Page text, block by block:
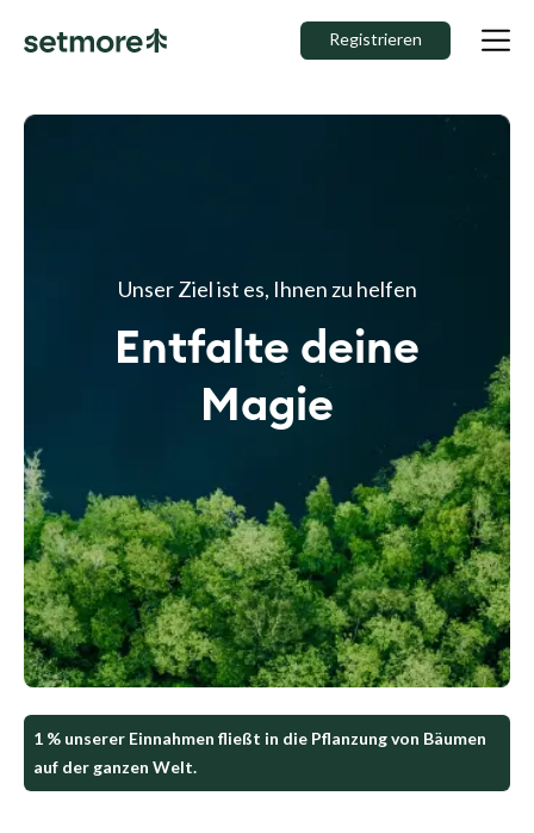
Registrieren
Unser Ziel ist es, Ihnen zu helfen
Entfalte deine
Magie
1 % unserer Einnahmen fließt in die Pflanzung von Bäumen
auf der ganzen Welt.